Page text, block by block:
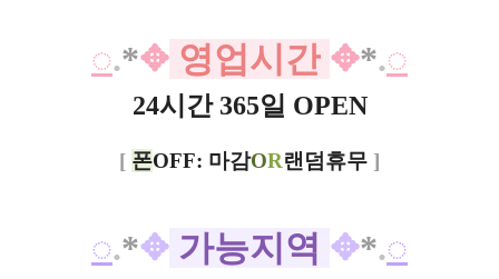
◌.*✥ 영업시간 ✥*.◌
24시간 365일 OPEN
[ 폰OFF: 마감OR랜덤휴무 ]
◌.*✥ 가능지역 ✥*.◌